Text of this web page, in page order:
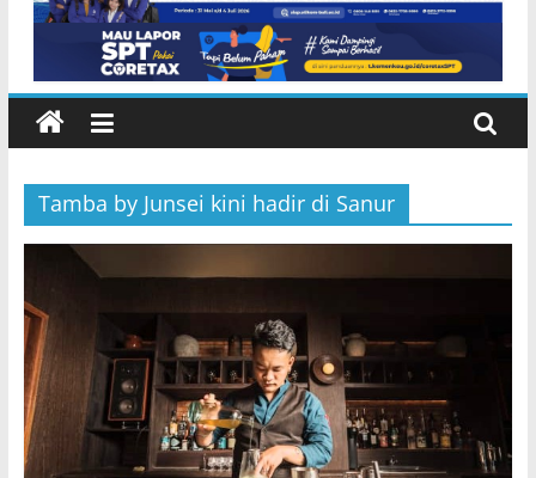
dan Lepas Ratusan Tukik di Pantai
Lembeng Gianyar
Tamba by Junsei kini hadir di Sanur